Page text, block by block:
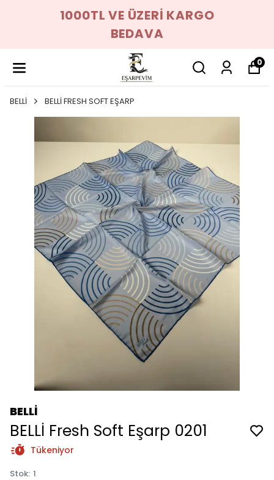
1000TL VE ÜZERİ KARGO
BEDAVA
0
BELLİ BELLİ FRESH SOFT EŞARP
BELLİ
BELLİ Fresh Soft Eşarp 0201
Tükeniyor
Stok: 1